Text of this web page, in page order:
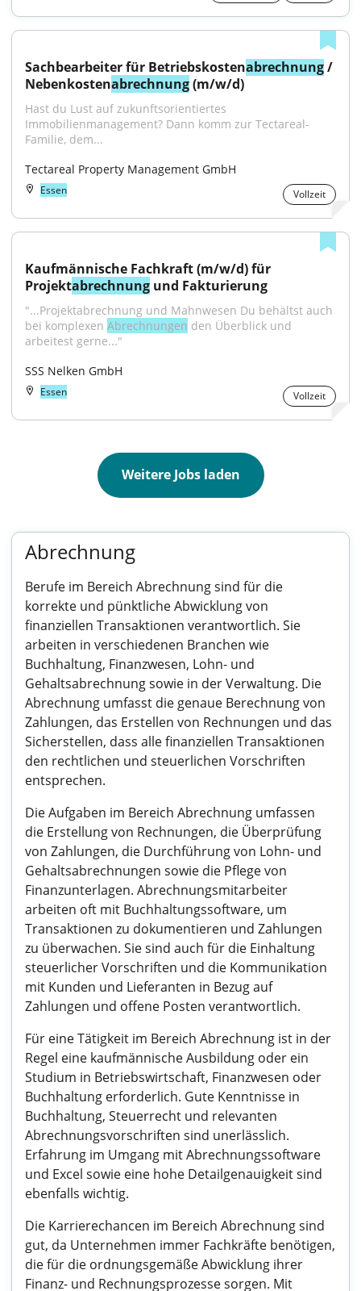
Sachbearbeiter für Betriebskostenabrechnung /
Nebenkostenabrechnung (m/w/d)
Hast du Lust auf zukunftsorientiertes
Immobilienmanagement? Dann komm zur Tectareal-
Familie, dem...
Tectareal Property Management GmbH
Essen Vollzeit
Kaufmännische Fachkraft (m/w/d) für
Projektabrechnung und Fakturierung
"...Projektabrechnung und Mahnwesen Du behältst auch
bei komplexen Abrechnungen den Überblick und
arbeitest gerne..."
SSS Nelken GmbH
Essen Vollzeit
Weitere Jobs laden
Abrechnung
Berufe im Bereich Abrechnung sind für die
korrekte und pünktliche Abwicklung von
finanziellen Transaktionen verantwortlich. Sie
arbeiten in verschiedenen Branchen wie
Buchhaltung, Finanzwesen, Lohn- und
Gehaltsabrechnung sowie in der Verwaltung. Die
Abrechnung umfasst die genaue Berechnung von
Zahlungen, das Erstellen von Rechnungen und das
Sicherstellen, dass alle finanziellen Transaktionen
den rechtlichen und steuerlichen Vorschriften
entsprechen.
Die Aufgaben im Bereich Abrechnung umfassen
die Erstellung von Rechnungen, die Überprüfung
von Zahlungen, die Durchführung von Lohn- und
Gehaltsabrechnungen sowie die Pflege von
Finanzunterlagen. Abrechnungsmitarbeiter
arbeiten oft mit Buchhaltungssoftware, um
Transaktionen zu dokumentieren und Zahlungen
zu überwachen. Sie sind auch für die Einhaltung
steuerlicher Vorschriften und die Kommunikation
mit Kunden und Lieferanten in Bezug auf
Zahlungen und offene Posten verantwortlich.
Für eine Tätigkeit im Bereich Abrechnung ist in der
Regel eine kaufmännische Ausbildung oder ein
Studium in Betriebswirtschaft, Finanzwesen oder
Buchhaltung erforderlich. Gute Kenntnisse in
Buchhaltung, Steuerrecht und relevanten
Abrechnungsvorschriften sind unerlässlich.
Erfahrung im Umgang mit Abrechnungssoftware
und Excel sowie eine hohe Detailgenauigkeit sind
ebenfalls wichtig.
Die Karrierechancen im Bereich Abrechnung sind
gut, da Unternehmen immer Fachkräfte benötigen,
die für die ordnungsgemäße Abwicklung ihrer
Finanz- und Rechnungsprozesse sorgen. Mit